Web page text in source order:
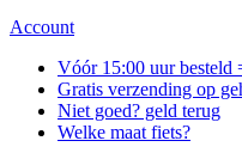
Account
Vóór 15:00 uur besteld
Gratis verzending op
Niet goed? geld terug
Welke maat fiets?